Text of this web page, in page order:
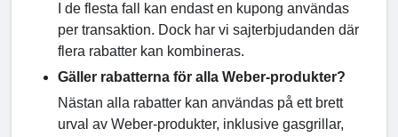
I de flesta fall kan endast en kupong användas
per transaktion. Dock har vi sajterbjudanden där
flera rabatter kan kombineras.
Gäller rabatterna för alla Weber-produkter?
Nästan alla rabatter kan användas på ett brett
urval av Weber-produkter, inklusive gasgrillar,